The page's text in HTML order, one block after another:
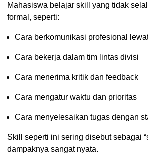
Mahasiswa belajar skill yang tidak
formal, seperti:
Cara berkomunikasi profesional
Cara bekerja dalam tim lintas divisi
Cara menerima kritik dan feedback
Cara mengatur waktu dan prioritas
Cara menyelesaikan tugas dengan
Skill seperti ini sering disebut sebagai
dampaknya sangat nyata.